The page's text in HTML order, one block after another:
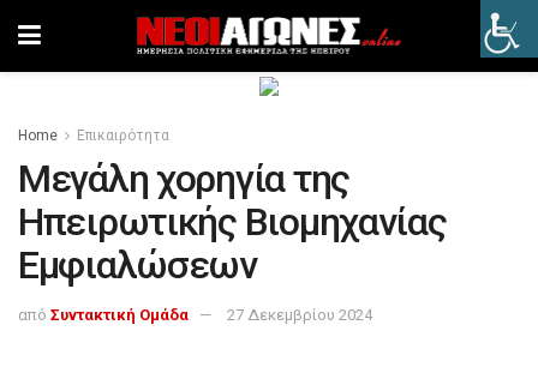
Home Επικαιρότητα
Μεγάλη χορηγία της
Ηπειρωτικής Βιομηχανίας
Εμφιαλώσεων
από Συντακτική Ομάδα 27 Δεκεμβρίου 2024